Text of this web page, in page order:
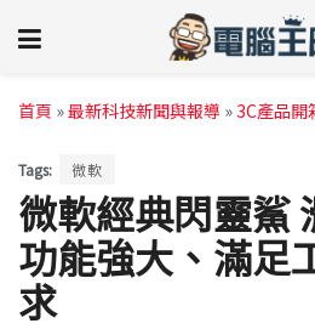
首頁 »最新科技新聞與報導 »3C產品開
Tags: 微軟
微軟經典閃靈鯊
功能強大、滿足
求